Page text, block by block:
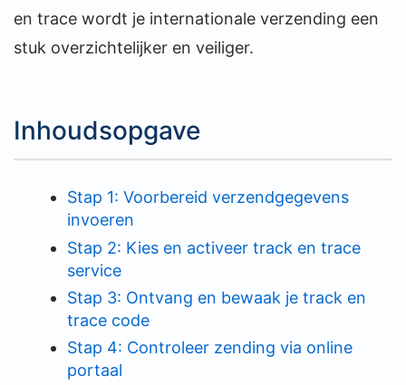
en trace wordt je internationale verzending een
stuk overzichtelijker en veiliger.
Inhoudsopgave
Stap 1: Voorbereid verzendgegevens
invoeren
Stap 2: Kies en activeer track en trace
service
Stap 3: Ontvang en bewaak je track en
trace code
Stap 4: Controleer zending via online
portaal